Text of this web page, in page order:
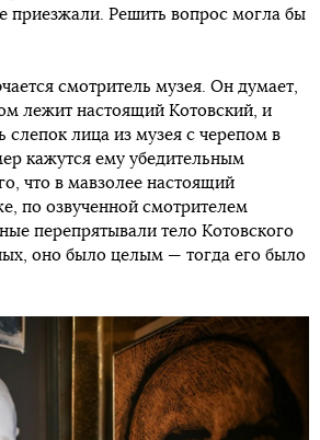
приезжали. Решить вопрос могла бы
смотритель музея. Он думает,
лежит настоящий Котовский, и
слепок лица из музея с черепом в
кажутся ему убедительным
что в мавзолее настоящий
по озвученной смотрителем
перепрятывали тело Котовского
оно было целым — тогда его было